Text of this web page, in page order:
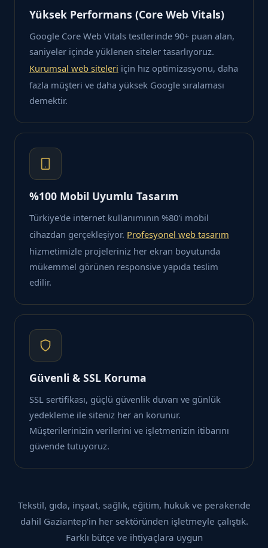
Yüksek Performans (Core Web Vitals)
Google Core Web Vitals testlerinde 90+ puan alan,
saniyeler içinde yüklenen siteler tasarlıyoruz.
Kurumsal web siteleri için hız optimizasyonu, daha
fazla müşteri ve daha yüksek Google sıralaması
demektir.
%100 Mobil Uyumlu Tasarım
Türkiye'de internet kullanımının %80'i mobil
cihazdan gerçekleşiyor. Profesyonel web tasarım
hizmetimizle projeleriniz her ekran boyutunda
mükemmel görünen responsive yapıda teslim
edilir.
Güvenli & SSL Koruma
SSL sertifikası, güçlü güvenlik duvarı ve günlük
yedekleme ile siteniz her an korunur.
Müşterilerinizin verilerini ve işletmenizin itibarını
güvende tutuyoruz.
Tekstil, gıda, inşaat, sağlık, eğitim, hukuk ve perakende
dahil Gaziantep'in her sektöründen işletmeyle çalıştık.
Farklı bütçe ve ihtiyaçlara uygun